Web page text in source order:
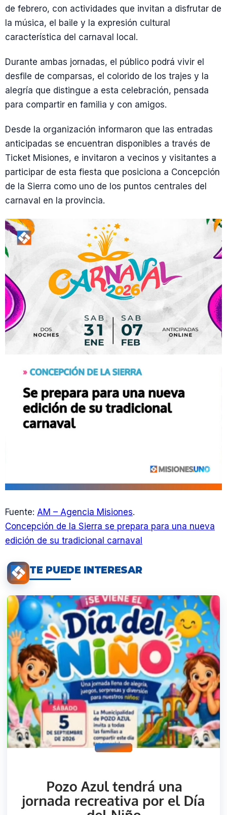
de febrero, con actividades que invitan a disfrutar de
la música, el baile y la expresión cultural
característica del carnaval local.
Durante ambas jornadas, el público podrá vivir el
desfile de comparsas, el colorido de los trajes y la
alegría que distingue a esta celebración, pensada
para compartir en familia y con amigos.
Desde la organización informaron que las entradas
anticipadas se encuentran disponibles a través de
Ticket Misiones, e invitaron a vecinos y visitantes a
participar de esta fiesta que posiciona a Concepción
de la Sierra como uno de los puntos centrales del
carnaval en la provincia.
Fuente: AM – Agencia Misiones.
Concepción de la Sierra se prepara para una nueva
edición de su tradicional carnaval
TE PUEDE INTERESAR